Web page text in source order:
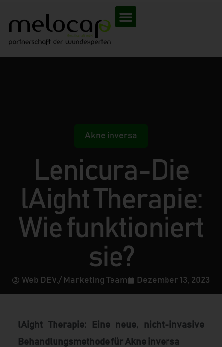
Akne inversa
Lenicura-Die
lAight Therapie:
Wie funktioniert
sie?
Web DEV./ Marketing Team Dezember 13, 2023
lAight Therapie: Eine neue, nicht-invasive
Behandlungsmethode für Akne inversa